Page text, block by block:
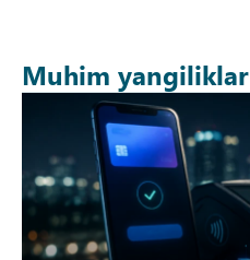
Muhim yangiliklar